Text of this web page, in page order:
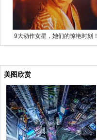
9大动作女星，她们的惊艳时刻！
美图欣赏